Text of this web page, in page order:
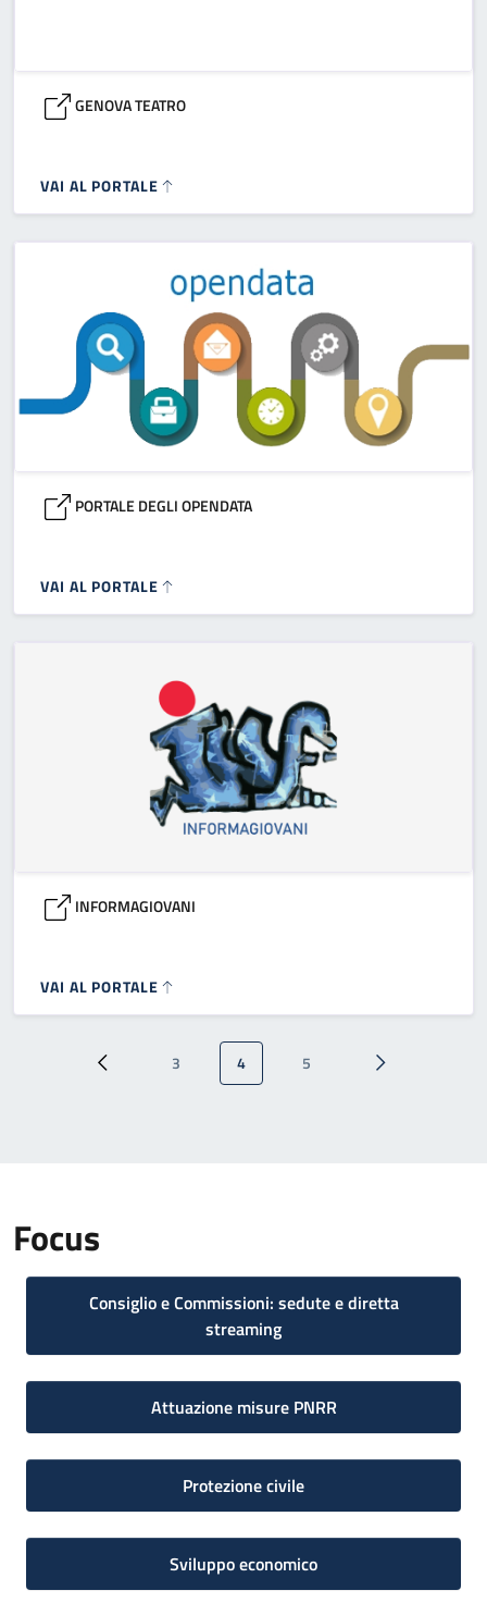
GENOVA TEATRO
VAI AL PORTALE
PORTALE DEGLI OPENDATA
VAI AL PORTALE
INFORMAGIOVANI
VAI AL PORTALE
Paginazione
Pagina precedente
Pagina
3 Pagina attuale
4 Pagina
5 Pagina
Focus
Consiglio e Commissioni: sedute e diretta
streaming
Attuazione misure PNRR
Protezione civile
Sviluppo economico